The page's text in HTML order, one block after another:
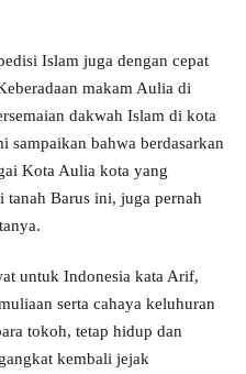
Islam juga dengan cepat
makam Aulia di
dakwah Islam di kota
sampaikan bahwa berdasarkan
Kota Aulia kota yang
Barus ini, juga pernah
untuk Indonesia kata Arif,
serta cahaya keluhuran
tokoh, tetap hidup dan
kembali jejak